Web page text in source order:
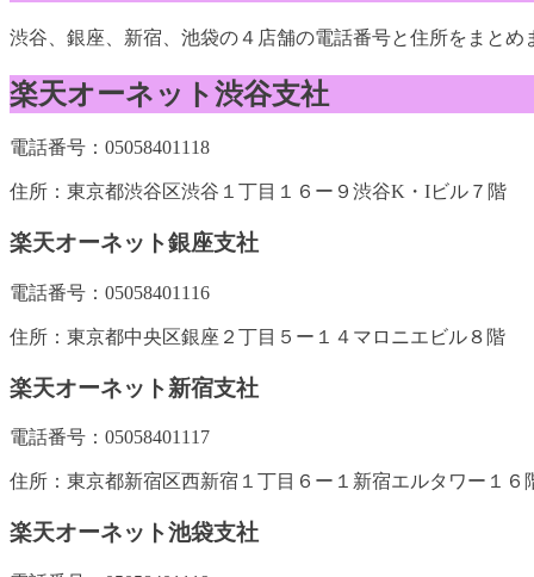
渋谷、銀座、新宿、池袋の４店舗の電話番号と住所をまとめ
楽天オーネット渋谷支社
電話番号：05058401118
住所：東京都渋谷区渋谷１丁目１６ー９渋谷K・Iビル７階
楽天オーネット銀座支社
電話番号：05058401116
住所：東京都中央区銀座２丁目５ー１４マロニエビル８階
楽天オーネット新宿支社
電話番号：05058401117
住所：東京都新宿区西新宿１丁目６ー１新宿エルタワー１６
楽天オーネット池袋支社